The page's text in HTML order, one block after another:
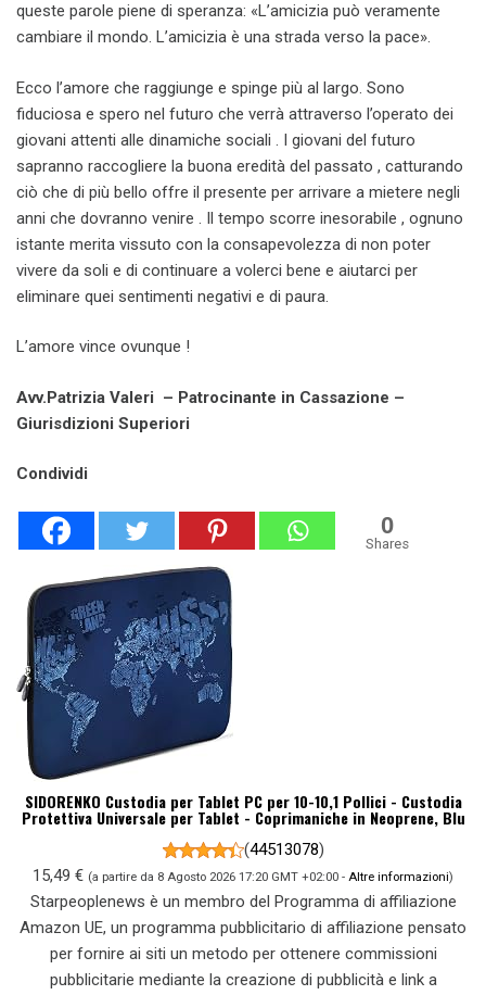
queste parole piene di speranza: «L’amicizia può veramente
cambiare il mondo. L’amicizia è una strada verso la pace».
Ecco l’amore che raggiunge e spinge più al largo. Sono
fiduciosa e spero nel futuro che verrà attraverso l’operato dei
giovani attenti alle dinamiche sociali . I giovani del futuro
sapranno raccogliere la buona eredità del passato , catturando
ciò che di più bello offre il presente per arrivare a mietere negli
anni che dovranno venire . Il tempo scorre inesorabile , ognuno
istante merita vissuto con la consapevolezza di non poter
vivere da soli e di continuare a volerci bene e aiutarci per
eliminare quei sentimenti negativi e di paura.
L’amore vince ovunque !
Avv.Patrizia Valeri – Patrocinante in Cassazione –
Giurisdizioni Superiori
Condividi
0
Shares
SIDORENKO Custodia per Tablet PC per 10-10,1 Pollici - Custodia
Protettiva Universale per Tablet - Coprimaniche in Neoprene, Blu
(44513078)
15,49 € (a partire da 8 Agosto 2026 17:20 GMT +02:00 - Altre informazioni)
Starpeoplenews è un membro del Programma di affiliazione
Amazon UE, un programma pubblicitario di affiliazione pensato
per fornire ai siti un metodo per ottenere commissioni
pubblicitarie mediante la creazione di pubblicità e link a